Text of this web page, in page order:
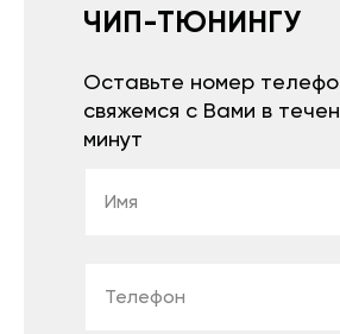
ЧИП-ТЮНИНГУ
Оставьте номер
свяжемся с Вами в
минут